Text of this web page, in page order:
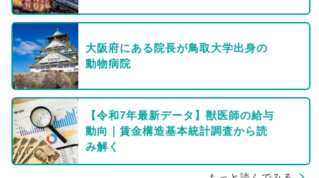
大阪府にある院長が鳥取大学出身の
動物病院
【令和7年最新データ】獣医師の給与
動向｜賃金構造基本統計調査から読
み解く